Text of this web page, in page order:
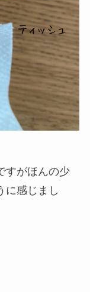
すがほんの少
に感じまし